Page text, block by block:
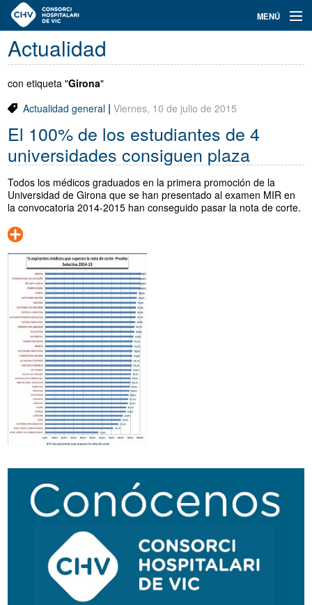
Navegación
principal
MENÚ
Actualidad
Conoce el Consorci
Especialidades
Oferta de plazas
Contacto
Buscador
Català
Traductor
Segueix-nos:
Actualidad
con etiqueta "Girona"
Actualidad general| Viernes, 10 de julio de 2015
El 100% de los estudiantes de 4
universidades consiguen plaza
Todos los médicos graduados en la primera promoción de la
Universidad de Girona que se han presentado al examen MIR en
la convocatoria 2014-2015 han conseguido pasar la nota de corte.
Navegación
secundaria